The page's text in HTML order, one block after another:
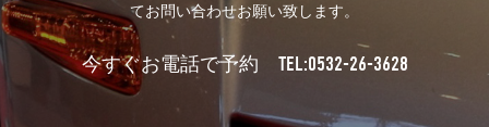
てお問い合わせお願い致します。
今すぐお電話で予約 TEL:0532-26-3628